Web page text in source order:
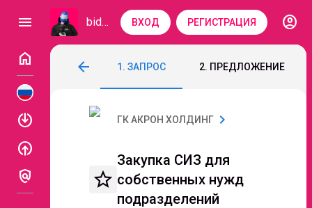
menu bidzaar ВХОД РЕГИСТРАЦИЯ
account_circle
home
enable
enable
policy
arrow_back
Закупка СИЗ для собственных нужд
1. ЗАПРОС 2. ПРЕДЛОЖЕНИЕ
ГК АКРОН ХОЛДИНГ chevron_right
star_border
Закупка СИЗ для
собственных нужд
подразделений